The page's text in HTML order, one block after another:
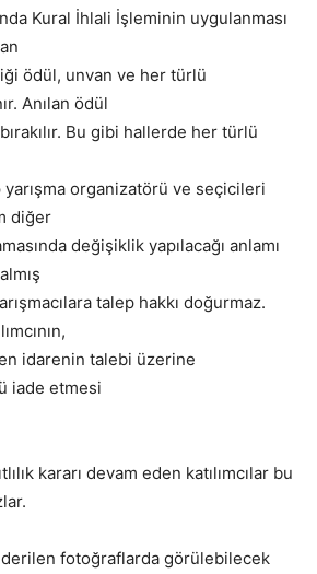
Kural İhlali İşleminin uygulanması
ödül, unvan ve her türlü
Anılan ödül
Bu gibi hallerde her türlü
yarışma organizatörü ve seçicileri
diğer
değişiklik yapılacağı anlamı
talep hakkı doğurmaz.
idarenin talebi üzerine
iade etmesi
kararı devam eden katılımcılar bu
fotoğraflarda görülebilecek